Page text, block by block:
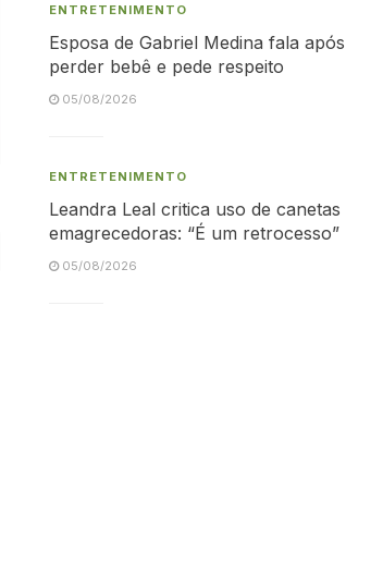
ENTRETENIMENTO
Esposa de Gabriel Medina fala após
perder bebê e pede respeito
05/08/2026
ENTRETENIMENTO
Leandra Leal critica uso de canetas
emagrecedoras: “É um retrocesso”
05/08/2026